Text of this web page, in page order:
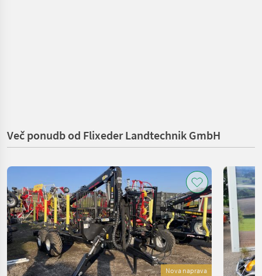
Več ponudb od Flixeder Landtechnik GmbH
Nova naprava